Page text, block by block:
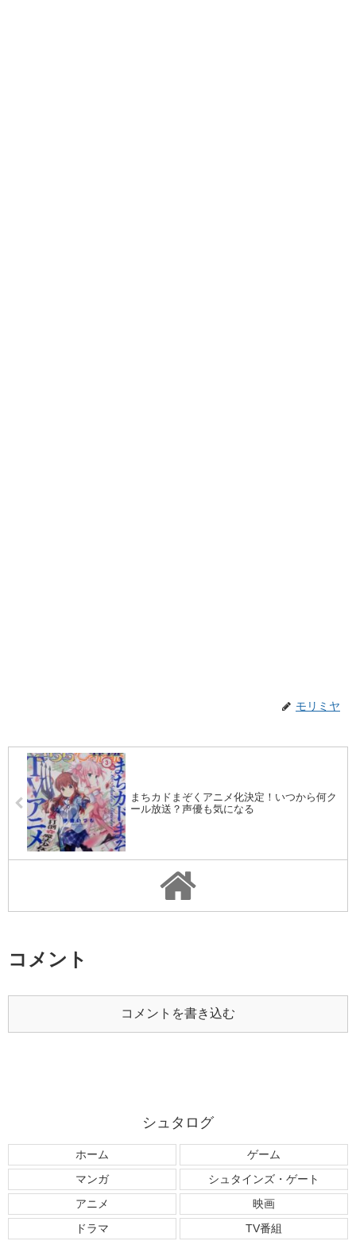
モリミヤ
まちカドまぞくアニメ化決定！いつから何ク
ール放送？声優も気になる
コメント
コメントを書き込む
シュタログ
ホーム
ゲーム
マンガ
シュタインズ・ゲート
アニメ
映画
ドラマ
TV番組